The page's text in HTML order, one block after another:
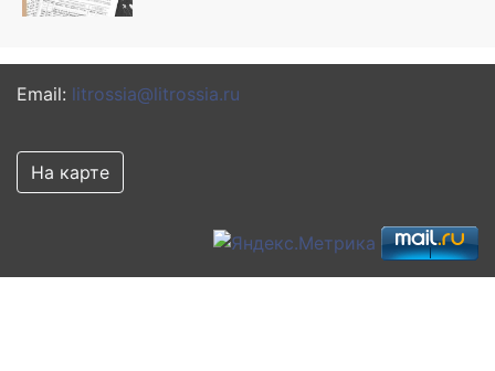
Email: litrossia@litrossia.ru
На карте